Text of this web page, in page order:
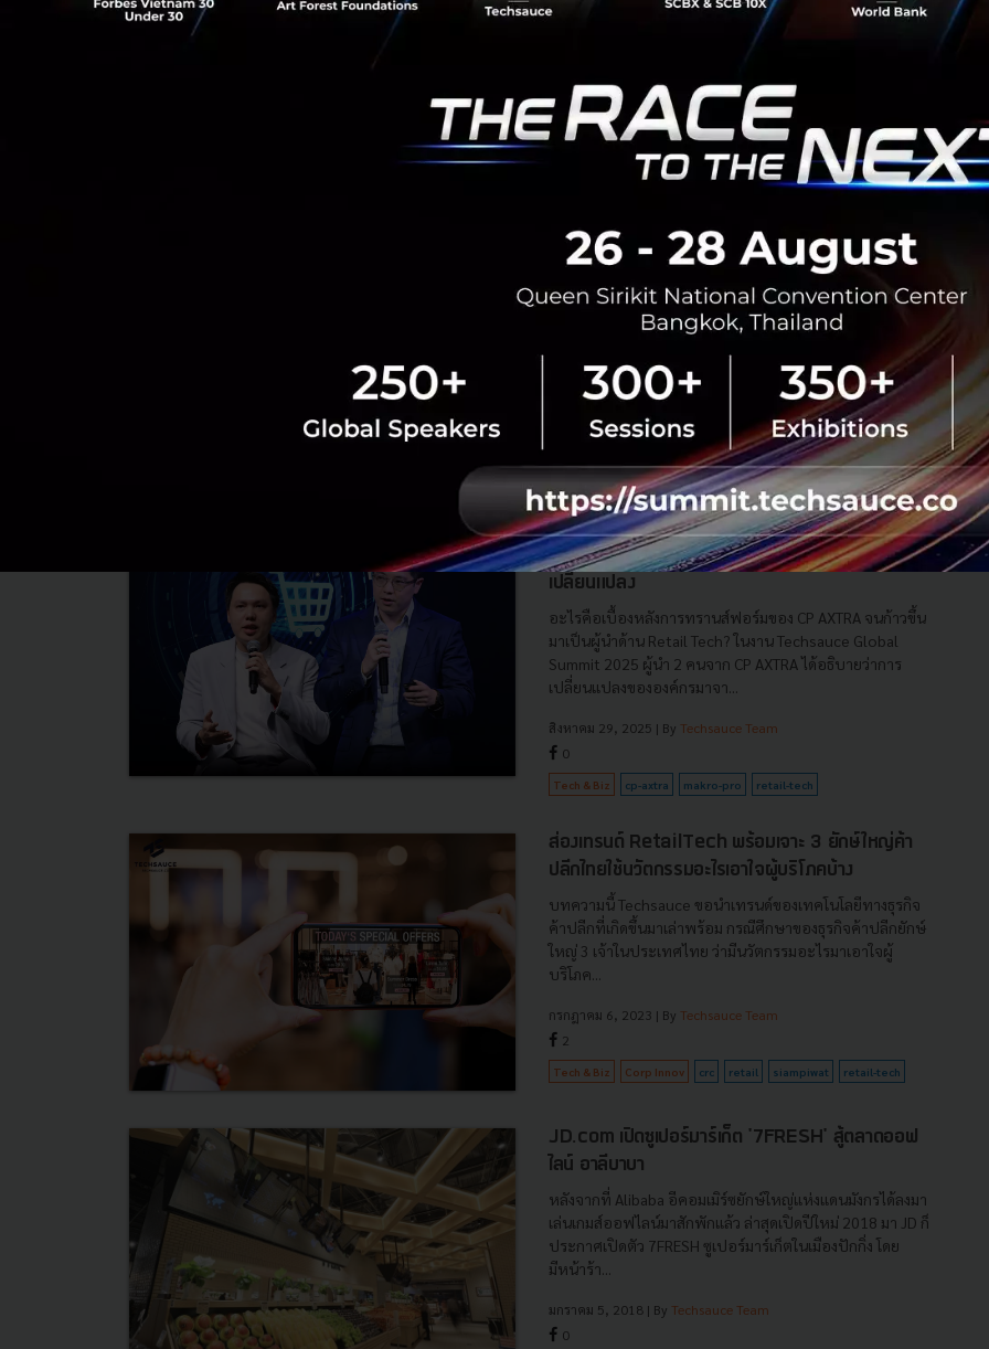
ธุรกิจค้าส่งค้าปลีกบริหารแบรนด์ ‘แม็คโคร’ และ ‘โลตัส’ เพิ่ง
ประกาศจับมือกับ ซีเจ โลจิสติคส์ หรือ CJ Logistics ยักษ์ใหญ่
ธันวาคม 2, 2025| By Techsauce Team
0
Makro CP AXTRA retail-tech cj-logistics
จากเกาหลีเสริมทัพ ยกระดับซัพพลายเชนค้าส่ง-ค้าปลีก
ไทย
บริษัท ซีพี แอ็กซ์ตร้า จำกัด (มหาชน) หรือ CP AXTRA ผู้ดำเนิน
ธุรกิจ แม็คโคร และโลตัส ประกาศจับมือกับพันธมิตรระดับโลก
Logistics...
Techsauce Team
News CP AXTRA retail-tech CJ Logistics
เบื้องหลังการทรานส์ฟอร์ม CP AXTRA สู่ผู้นำ
Retail Tech สรุปจาก 2 ผู้นำ กับบทเรียนการ
เปลี่ยนแปลง
อะไรคือเบื้องหลังการทรานส์ฟอร์มของ CP AXTRA จนก้าวขึ้น
มาเป็นผู้นำด้าน Retail Tech? ในงาน Techsauce Global
Summit 2025 ผู้นำ 2 คนจาก CP AXTRA ได้อธิบายว่าการ
เปลี่ยนแปลงขององค์กรมาจา...
สิงหาคม 29, 2025 | By Techsauce Team
0
Tech & Biz cp-axtra makro-pro retail-tech
ส่องเทรนด์ RetailTech พร้อมเจาะ 3 ยักษ์ใหญ่ค้า
ปลีกไทยใช้นวัตกรรมอะไรเอาใจผู้บริโภคบ้าง
บทความนี้ Techsauce ขอนำเทรนด์ของเทคโนโลยีทางธุรกิจ
ค้าปลีกที่เกิดขึ้นมาเล่าพร้อม กรณีศึกษาของธุรกิจค้าปลีกยักษ์
ใหญ่ 3 เจ้าในประเทศไทย ว่ามีนวัตกรรมอะไรมาเอาใจผู้
บริโภค...
กรกฎาคม 6, 2023 | By Techsauce Team
2
Tech & Biz Corp Innov crc retail siampiwat retail-tech
JD.com เปิดซูเปอร์มาร์เก็ต '7FRESH' สู้ตลาดออฟ
ไลน์ อาลีบาบา
หลังจากที่ Alibaba อีคอมเมิร์ซยักษ์ใหญ่แห่งแดนมังกรได้ลงมา
เล่นเกมส์ออฟไลน์มาสักพักแล้ว ล่าสุดเปิดปีใหม่ 2018 มา JD ก็
ประกาศเปิดตัว 7FRESH ซูเปอร์มาร์เก็ตในเมืองปักกิ่ง โดย
มีหน้าร้า...
มกราคม 5, 2018 | By Techsauce Team
0